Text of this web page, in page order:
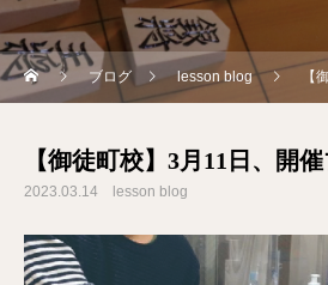
ブログ lesson blog 【
【御徒町校】3月11日、開
2023.03.14 lesson blog